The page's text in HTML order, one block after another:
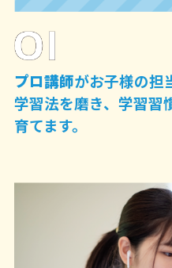
プロ講師がお子様の担
学習法を磨き、学習習
育てます。